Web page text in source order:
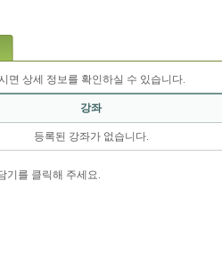
면 상세 정보를 확인하실 수 있습니다.
강좌
등록된 강좌가 없습니다.
기를 클릭해 주세요.